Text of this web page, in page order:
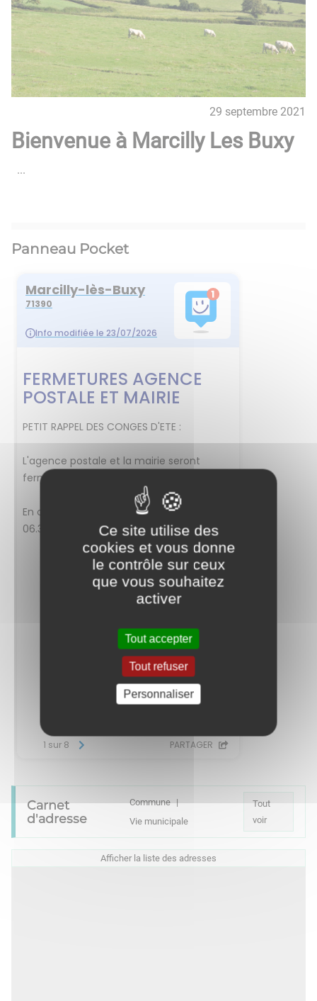
Bienvenue à Marcilly Les Buxy
​​​​​​​​​​​​​​ ​​​​​​​ ​​​​​​​ ...
29 septembre 2021
Panneau Pocket
Afficher la liste des adresses
Carnet
d'adresse
Commune
Vie municipale
Tout
voir
Ce site utilise des
cookies et vous donne
le contrôle sur ceux
que vous souhaitez
activer
Tout accepter
Tout refuser
Personnaliser